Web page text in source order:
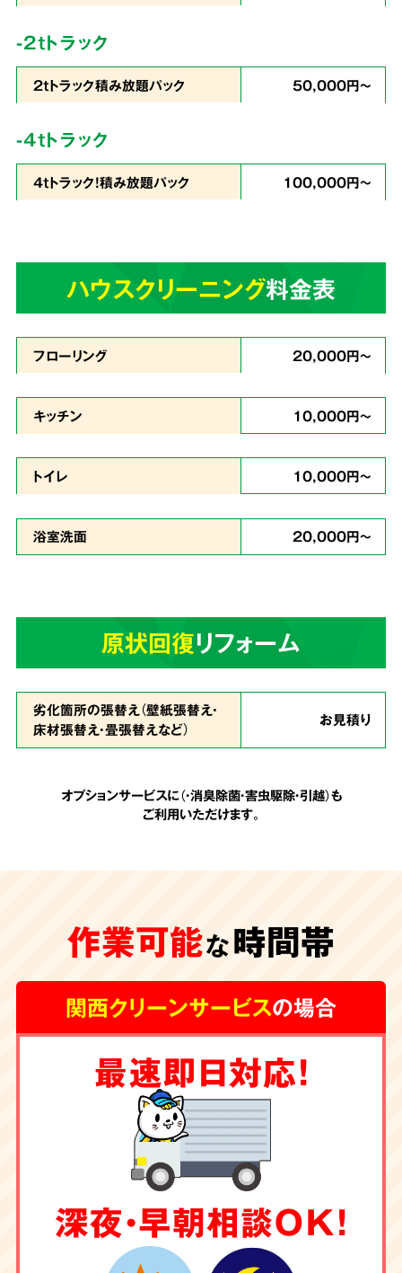
私たちは片づけで出たゴミの処分から、不用品
の買取りまでをワンストップで行っています。
業界最安値を目指したサービスでお客様満足度
4
あらゆる状況に
スピーディーに対応
どんな現場
でも対応
のが難しいという状態でも作業致します。
まで積み上げられたゴミも、虫の湧いたゴミも
追加費用は一切なし
一切なし
関西クリーンサービスの会計は非常にシンプル
です。お見積りの際に、わかりやすい内訳で提
示させて頂く料金が全てです。お客様の承諾の
ない勝手な追加費用は一切頂きません。
除菌・消臭・ハウス
クリーニングもお任せ
-2tトラック
2tトラック積み放題パック 50,000円～
-4tトラック
4tトラック！積み放題パック 100,000円～
ハウスクリーニング料金表
フローリング 20,000円～
キッチン 10,000円～
トイレ 10,000円～
浴室洗面 20,000円～
原状回復リフォーム
劣化箇所の張替え（壁紙張替え・
床材張替え・畳張替えなど）
お見積り
オプションサービスに（・消臭除菌・害虫駆除・引越）も
ご利用いただけます。
作業可能な時間帯
関西クリーンサービスの場合
最速即日対応！
深夜・早朝相談OK！